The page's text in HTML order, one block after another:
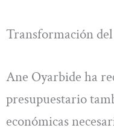
Transformación
Ane Oyarbide ha
presupuestario
económicas